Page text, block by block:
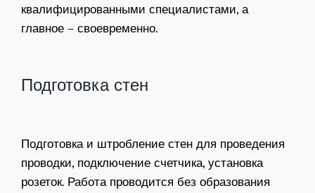
квалифицированными специалистами, а
главное – своевременно.
Подготовка стен
Подготовка и штробление стен для проведения
проводки, подключение счетчика, установка
розеток. Работа проводится без образования